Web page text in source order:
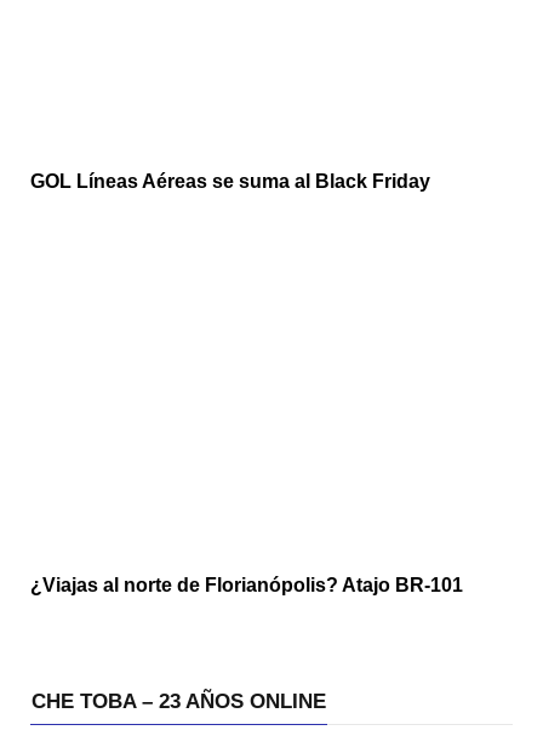
GOL Líneas Aéreas se suma al Black Friday
¿Viajas al norte de Florianópolis? Atajo BR-101
CHE TOBA – 23 AÑOS ONLINE